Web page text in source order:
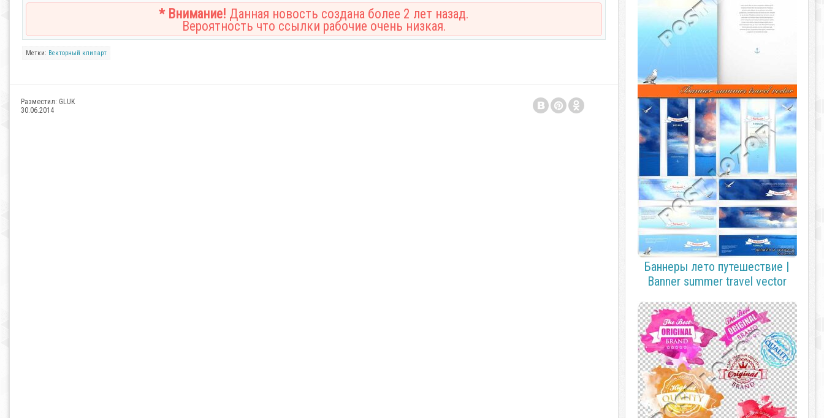
* Внимание! Данная новость создана более 2 лет назад.
Вероятность что ссылки рабочие очень низкая.
Метки: Векторный клипарт
Разместил: GLUK
30.06.2014
Баннеры лето путешествие |
Banner summer travel vector